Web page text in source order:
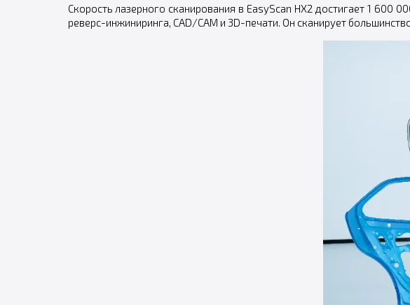
Скорость лазерного сканирования в EasyScan HX2 достигает 1 600
реверс-инжиниринга, CAD/CAM и 3D-печати. Он сканирует